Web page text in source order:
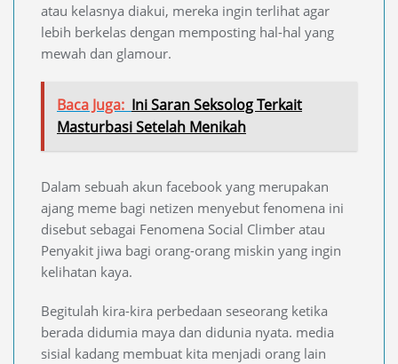
atau kelasnya diakui, mereka ingin terlihat agar
lebih berkelas dengan memposting hal-hal yang
mewah dan glamour.
Baca Juga: Ini Saran Seksolog Terkait
Masturbasi Setelah Menikah
Dalam sebuah akun facebook yang merupakan
ajang meme bagi netizen menyebut fenomena ini
disebut sebagai Fenomena Social Climber atau
Penyakit jiwa bagi orang-orang miskin yang ingin
kelihatan kaya.
Begitulah kira-kira perbedaan seseorang ketika
berada didumia maya dan didunia nyata. media
sisial kadang membuat kita menjadi orang lain